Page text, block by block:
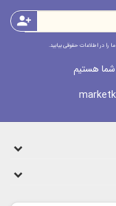
person_add
را در اطلاعات حقوقی بیابید.